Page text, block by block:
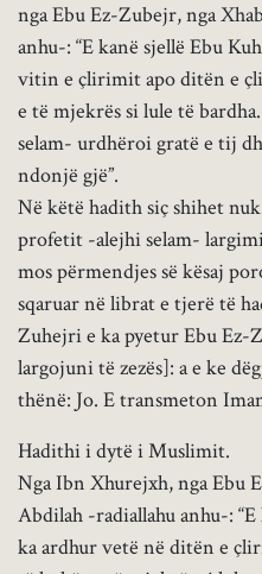
nga Ebu Ez-Zubejr, nga
anhu-: “E kanë sjellë Ebu
vitin e çlirimit apo ditën e
e të mjekrës si lule të
selam- urdhëroi gratë e tij
ndonjë gjë”.
Në këtë hadith siç shihet
profetit -alejhi selam-
mos përmendjes së kësaj
sqaruar në librat e tjerë të
Zuhejri e ka pyetur Ebu
largojuni të zezës]: a e ke
thënë: Jo. E transmeton
Hadithi i dytë i Muslimit.
Nga Ibn Xhurejxh, nga Ebu
Abdilah -radiallahu anhu-:
ka ardhur vetë në ditën e